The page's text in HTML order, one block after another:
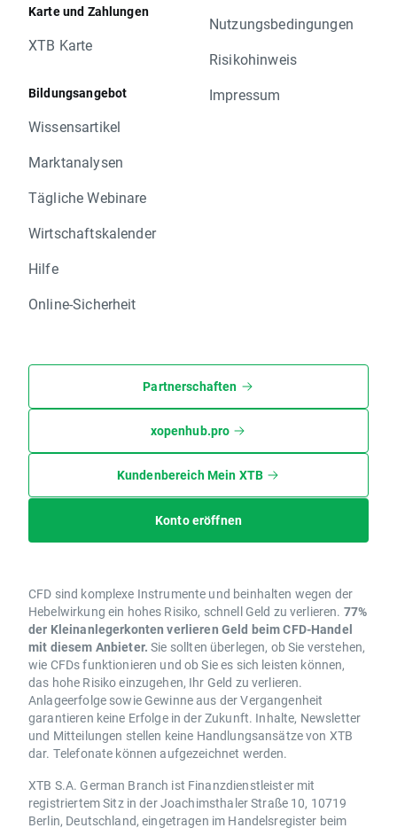
Karte und Zahlungen
XTB Karte
Bildungsangebot
Wissensartikel
Marktanalysen
Tägliche Webinare
Wirtschaftskalender
Hilfe
Online-Sicherheit
Nutzungsbedingungen
Risikohinweis
Impressum
Partnerschaften
xopenhub.pro
Kundenbereich Mein XTB
Konto eröffnen
CFD sind komplexe Instrumente und beinhalten wegen der
Hebelwirkung ein hohes Risiko, schnell Geld zu verlieren. 77%
der Kleinanlegerkonten verlieren Geld beim CFD-Handel
mit diesem Anbieter. Sie sollten überlegen, ob Sie verstehen,
wie CFDs funktionieren und ob Sie es sich leisten können,
das hohe Risiko einzugehen, Ihr Geld zu verlieren.
Anlageerfolge sowie Gewinne aus der Vergangenheit
garantieren keine Erfolge in der Zukunft. Inhalte, Newsletter
und Mitteilungen stellen keine Handlungsansätze von XTB
dar. Telefonate können aufgezeichnet werden.
XTB S.A. German Branch ist Finanzdienstleister mit
registriertem Sitz in der Joachimsthaler Straße 10, 10719
Berlin, Deutschland, eingetragen im Handelsregister beim